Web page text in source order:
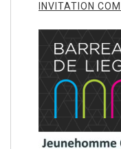
INVITATION